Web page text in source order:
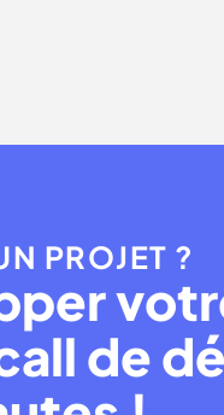
PROJET ?
de